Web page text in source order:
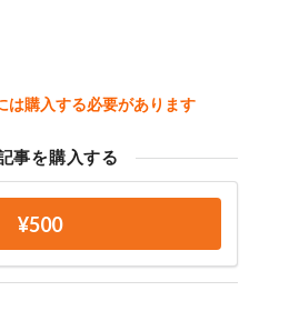
は購入する必要があります
事を購入する
¥500